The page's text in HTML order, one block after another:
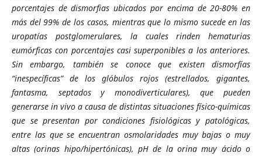
porcentajes de dismorfias ubicados por encima de 20-80% en
más del 99% de los casos, mientras que lo mismo sucede en las
uropatías postglomerulares, la cuales rinden hematurias
eumórficas con porcentajes casi superponibles a los anteriores.
Sin embargo, también se conoce que existen dismorfías
“inespecíficas” de los glóbulos rojos (estrellados, gigantes,
fantasma, septados y monodiverticulares), que pueden
generarse in vivo a causa de distintas situaciones físico-químicas
que se presentan por condiciones fisiológicas y patológicas,
entre las que se encuentran osmolaridades muy bajas o muy
altas (orinas hipo/hipertónicas), pH de la orina muy ácido o